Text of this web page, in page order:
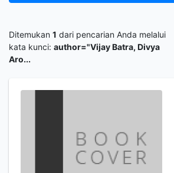
Ditemukan 1 dari pencarian Anda melalui
kata kunci: author="Vijay Batra, Divya
Aro...